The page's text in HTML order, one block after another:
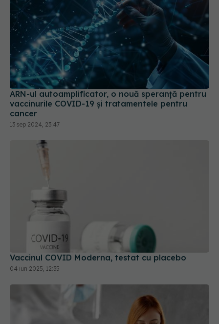
ARN-ul autoamplificator, o nouă speranță pentru
vaccinurile COVID-19 și tratamentele pentru
cancer
13 sep 2024, 23:47
Vaccinul COVID Moderna, testat cu placebo
04 iun 2025, 12:35